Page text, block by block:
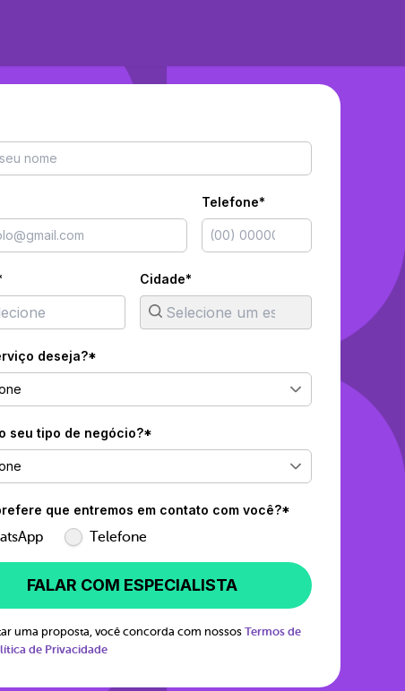
Telefone*
Cidade*
deseja?*
seu tipo de negócio?*
que entremos em contato com você?*
Telefone
FALAR COM ESPECIALISTA
uma proposta, você concorda com nossos Termos de
de Privacidade